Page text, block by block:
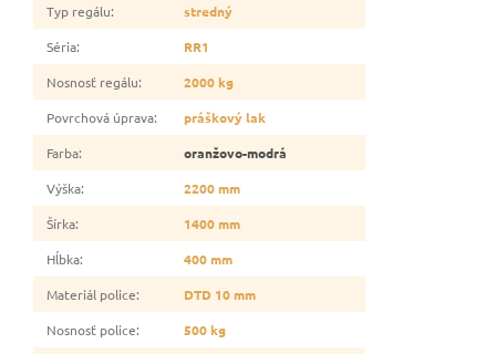
Typ regálu:
stredný
Séria:
RR1
Nosnosť regálu:
2000 kg
Povrchová úprava:
práškový lak
Farba:
oranžovo-modrá
Výška:
2200 mm
Šírka:
1400 mm
Hĺbka:
400 mm
Materiál police:
DTD 10 mm
Nosnosť police:
500 kg